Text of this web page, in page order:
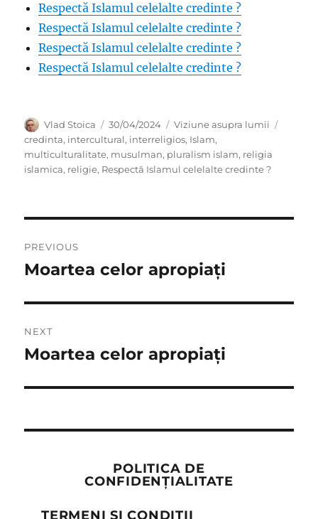
Respectă Islamul celelalte credinte ?
Respectă Islamul celelalte credinte ?
Respectă Islamul celelalte credinte ?
Respectă Islamul celelalte credinte ?
Author
Vlad Stoica
Posted
on
30/04/2024 Categories
Viziune asupra lumii
credinta, intercultural, interreligios, Islam,
multiculturalitate, musulman, pluralism islam, religia
islamica, religie, Respectă Islamul celelalte credinte ?
navigation
PREVIOUS
Previous
Moartea celor apropiați
NEXT
Next
Moartea celor apropiați
POLITICA DE
CONFIDENȚIALITATE
TERMENI ȘI CONDIȚII